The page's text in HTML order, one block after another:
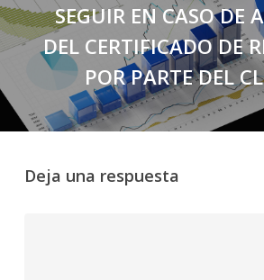
SEGUIR EN CASO DE
DEL CERTIFICADO DE
POR PARTE DEL
Deja una respuesta